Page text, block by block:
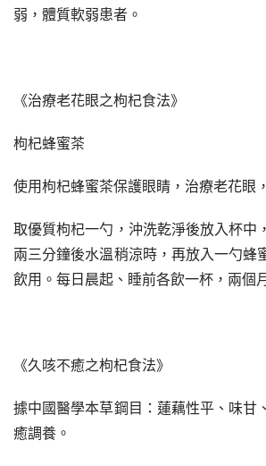
弱，體質軟弱患者。
《治療老花眼之枸杞食法》
枸杞蜂蜜茶
使用枸杞蜂蜜茶保護眼睛，治療老花眼
取優質枸杞一勺，沖洗乾淨後放入杯中
兩三分鐘後水溫稍涼時，再放入一勺蜂
飲用。每日晨起、睡前各飲一杯，兩個
《久咳不癒之枸杞食法》
據中國醫學本草鋼目：蓮藕性平、味甘
癒調養。